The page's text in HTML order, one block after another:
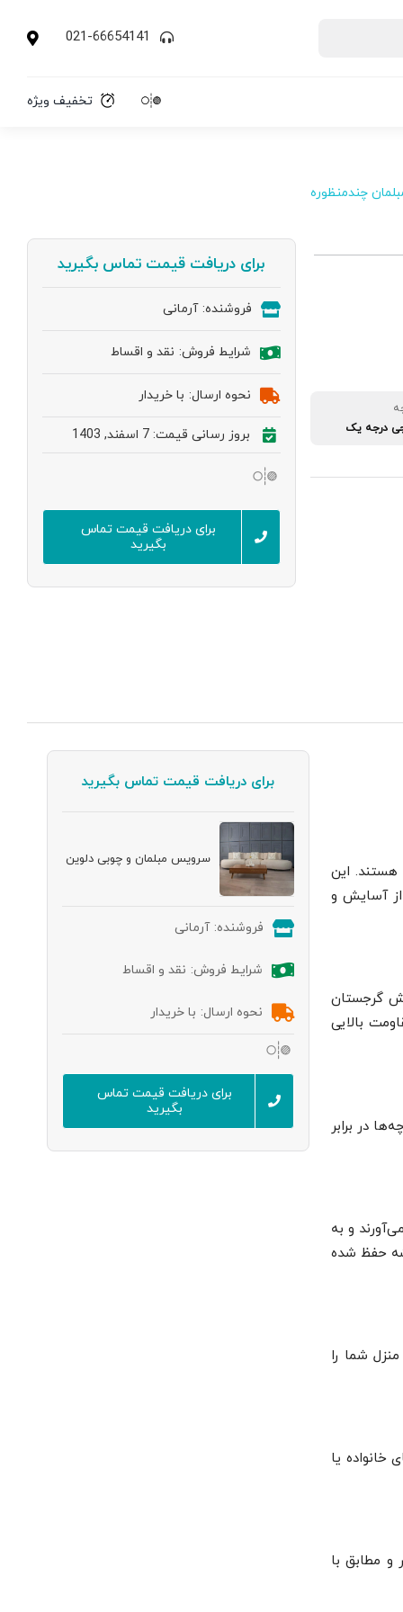
021-66654141
تخفیف ویژه
چندمنظوره
درجه یک
برای دریافت قیمت تماس بگیرید
فروشنده: آرمانی
شرایط فروش: نقد و اقساط
نحوه ارسال: با خریدار
بروز رسانی قیمت: 7 اسفند, 1403
برای دریافت قیمت تماس
بگیرید
هستند. این
از آسایش و
گرجستان
بالایی
در برابر
می‌آورند و به
حفظ شده
شما را
خانواده یا
و مطابق با
برای دریافت قیمت تماس بگیرید
سرویس مبلمان و چوبی دلوین
فروشنده: آرمانی
شرایط فروش: نقد و اقساط
نحوه ارسال: با خریدار
برای دریافت قیمت تماس
بگیرید